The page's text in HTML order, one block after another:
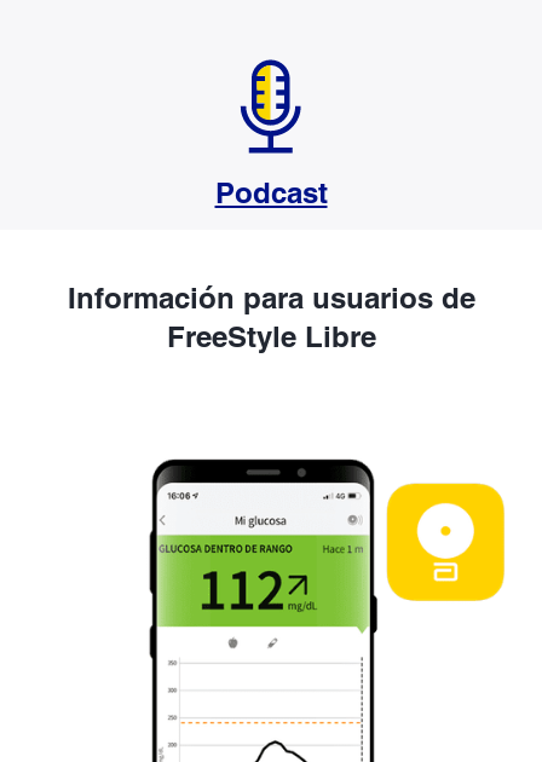
Podcast
Información para usuarios de
FreeStyle Libre